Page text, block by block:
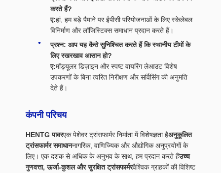
करते हैं?
ए:हां, हम बड़े पैमाने पर ईपीसी परियोजनाओं के लिए स्केलेबल
विनिर्माण और लॉजिस्टिक्स समाधान प्रदान करते हैं।
प्रश्न: आप यह कैसे सुनिश्चित करते हैं कि स्थानीय टीमों के
लिए रखरखाव आसान हो?
ए:मॉड्यूलर डिज़ाइन और स्पष्ट वायरिंग लेआउट विशेष
उपकरणों के बिना त्वरित निरीक्षण और सर्विसिंग की अनुमति
देते हैं।
कंपनी परिचय
HENTG पावरएक पेशेवर ट्रांसफार्मर निर्माता में विशेषज्ञता हैअनुकूलित
ट्रांसफार्मर समाधाननागरिक, वाणिज्यिक और औद्योगिक अनुप्रयोगों के
लिए। एक दशक से अधिक के अनुभव के साथ, हम प्रदान करते हैंउच्च
गुणवत्ता, ऊर्जा-कुशल और सुरक्षित ट्रांसफार्मरवैश्विक ग्राहकों की विशिष्ट